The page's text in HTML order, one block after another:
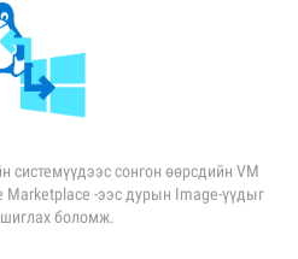
системүүдээс сонгон өөрсдийн VM
Marketplace -ээс дурын Image-үүдыг
боломж.